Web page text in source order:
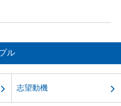
ル
志望動機